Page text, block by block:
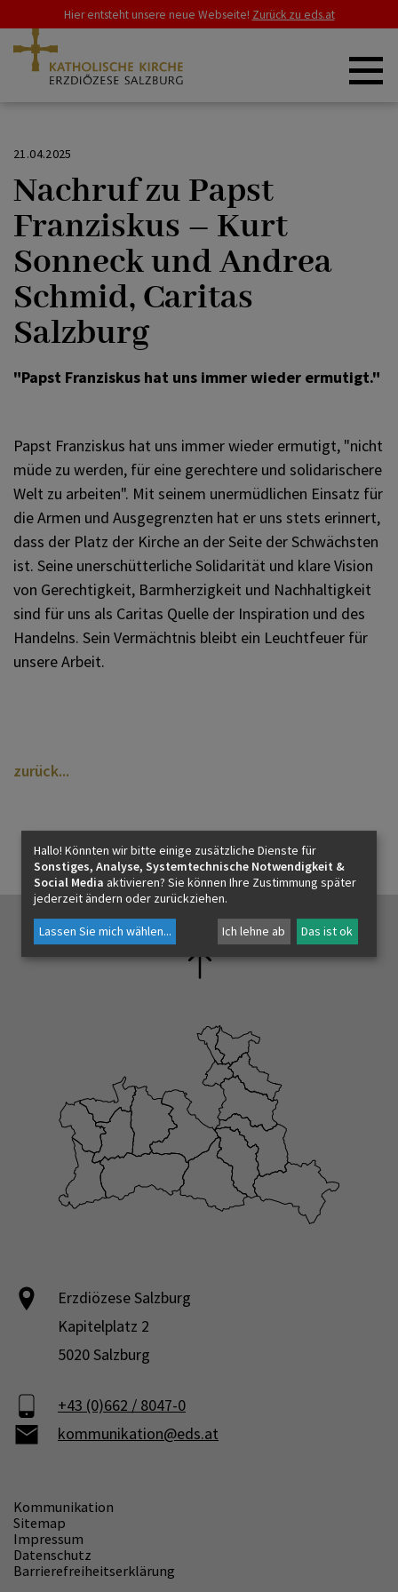
Hier entsteht unsere neue Webseite! Zurück zu eds.at
SCHWERPUNKTE
GLAUBE & LEBEN
RAT & HILFE
SONSTIGES
Kirche weltweit
Papst Leo XIV
Papst Franziskus
VERANSTALTUNGEN
21.04.2025
Nachruf zu Papst
Franziskus – Kurt
Sonneck und Andrea
Schmid, Caritas
Salzburg
"Papst Franziskus hat uns immer wieder ermutigt."
Papst Franziskus hat uns immer wieder ermutigt, "nicht
müde zu werden, für eine gerechtere und solidarischere
Welt zu arbeiten". Mit seinem unermüdlichen Einsatz für
die Armen und Ausgegrenzten hat er uns stets erinnert,
dass der Platz der Kirche an der Seite der Schwächsten
ist. Seine unerschütterliche Solidarität und klare Vision
von Gerechtigkeit, Barmherzigkeit und Nachhaltigkeit
sind für uns als Caritas Quelle der Inspiration und des
Handelns. Sein Vermächtnis bleibt ein Leuchtfeuer für
unsere Arbeit.
zurück
Erzdiözese Salzburg
Kapitelplatz 2
5020 Salzburg
+43 (0)662 / 8047-0
kommunikation@eds.at
Kommunikation
Sitemap
Impressum
Datenschutz
Barrierefreiheitserklärung
Hallo! Könnten wir bitte einige zusätzliche Dienste für
Sonstiges, Analyse, Systemtechnische Notwendigkeit &
Social Media aktivieren? Sie können Ihre Zustimmung später
jederzeit ändern oder zurückziehen.
Lassen Sie mich wählen... Ich lehne ab Das ist ok